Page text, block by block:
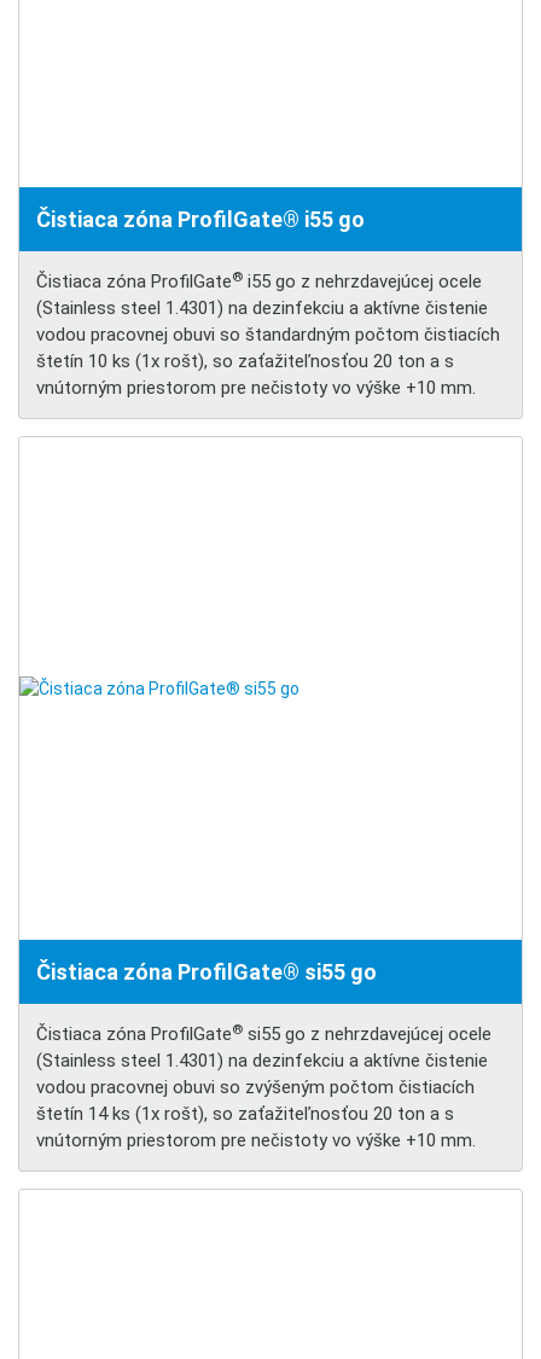
Čistiaca zóna ProfilGate® i55 go
Čistiaca zóna ProfilGate® i55 go z nehrzdavejúcej ocele
(Stainless steel 1.4301) na dezinfekciu a aktívne čistenie
vodou pracovnej obuvi so štandardným počtom čistiacích
štetín 10 ks (1x rošt), so zaťažiteľnosťou 20 ton a s
vnútorným priestorom pre nečistoty vo výške +10 mm.
Čistiaca zóna ProfilGate® si55 go
Čistiaca zóna ProfilGate® si55 go z nehrzdavejúcej ocele
(Stainless steel 1.4301) na dezinfekciu a aktívne čistenie
vodou pracovnej obuvi so zvýšeným počtom čistiacích
štetín 14 ks (1x rošt), so zaťažiteľnosťou 20 ton a s
vnútorným priestorom pre nečistoty vo výške +10 mm.